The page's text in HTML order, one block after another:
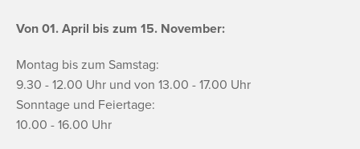
Von 01. April bis zum 15. November:
Montag bis zum Samstag:
9.30 - 12.00 Uhr und von 13.00 - 17.00 Uhr
Sonntage und Feiertage:
10.00 - 16.00 Uhr